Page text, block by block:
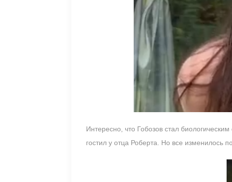
Интересно, что Гобозов стал
гостил у отца Роберта. Но все изменилось